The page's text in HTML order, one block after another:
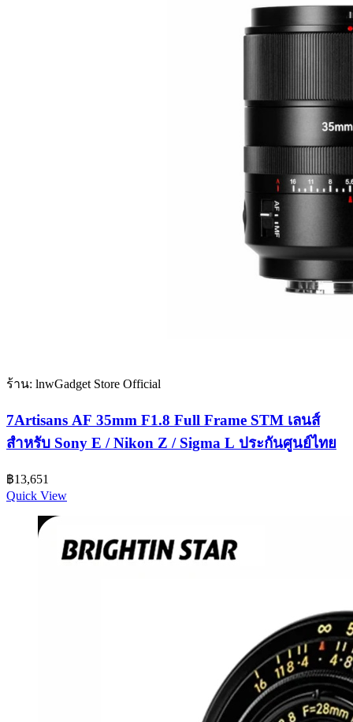
ร้าน: lnwGadget Store Official
7Artisans AF 35mm F1.8 Full Frame STM เลนส์
สำหรับ Sony E / Nikon Z / Sigma L ประกันศูนย์ไทย
฿13,651
Quick View